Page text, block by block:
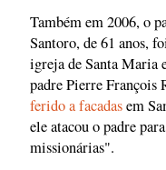
Também em 2006, o
Santoro, de 61 anos,
igreja de Santa Maria
padre Pierre François
ferido a facadasem
ele atacou o padre
missionárias".